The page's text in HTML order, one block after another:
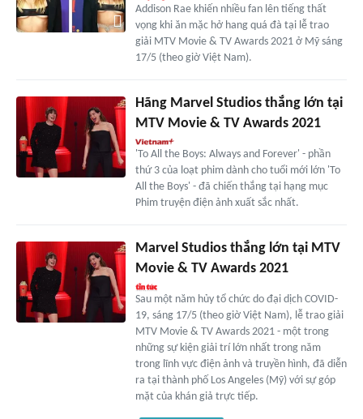
Addison Rae khiến nhiều fan lên tiếng thất
vọng khi ăn mặc hở hang quá đà tại lễ trao
giải MTV Movie & TV Awards 2021 ở Mỹ sáng
17/5 (theo giờ Việt Nam).
Hãng Marvel Studios thắng lớn tại
MTV Movie & TV Awards 2021
'To All the Boys: Always and Forever' - phần
thứ 3 của loạt phim dành cho tuổi mới lớn 'To
All the Boys' - đã chiến thắng tại hạng mục
Phim truyện điện ảnh xuất sắc nhất.
Marvel Studios thắng lớn tại MTV
Movie & TV Awards 2021
Sau một năm hủy tổ chức do đại dịch COVID-
19, sáng 17/5 (theo giờ Việt Nam), lễ trao giải
MTV Movie & TV Awards 2021 - một trong
những sự kiện giải trí lớn nhất trong năm
trong lĩnh vực điện ảnh và truyền hình, đã diễn
ra tại thành phố Los Angeles (Mỹ) với sự góp
mặt của khán giả trực tiếp.